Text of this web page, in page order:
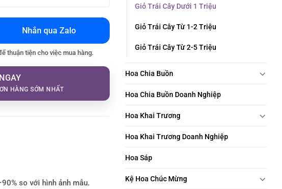
Giỏ Trái Cây Dưới 1 Triệu
Giỏ Trái Cây Từ 1-2 Triệu
Giỏ Trái Cây Từ 2-5 Triệu
Hoa Chia Buồn
Hoa Chia Buồn Doanh Nghiệp
Hoa Khai Trương
Hoa Khai Trương Doanh Nghiệp
Hoa Sáp
Kệ Hoa Chúc Mừng
Nhắn qua Zalo
thuận tiện cho việc mua hàng.
HÀNG SỚM NHẤT
so với hình ảnh mẫu.